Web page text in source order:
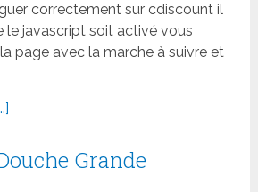
correctement sur cdiscount il
le javascript soit activé vous
page avec la marche à suivre et
Grande